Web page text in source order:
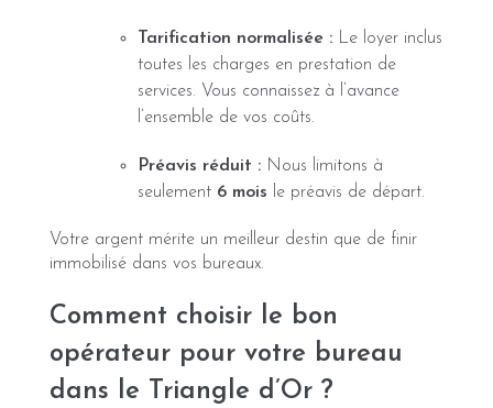
Tarification normalisée : Le loyer inclus
toutes les charges en prestation de
services. Vous connaissez à l’avance
l’ensemble de vos coûts.
Préavis réduit : Nous limitons à
seulement 6 mois le préavis de départ.
Votre argent mérite un meilleur destin que de finir
immobilisé dans vos bureaux.
Comment choisir le bon
opérateur pour votre bureau
dans le Triangle d’Or ?